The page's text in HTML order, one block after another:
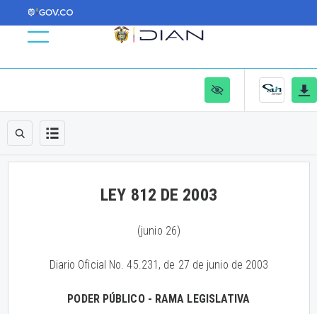
LEY 812 DE 2003
(junio 26)
Diario Oficial No. 45.231, de 27 de junio de 2003
PODER PÚBLICO - RAMA LEGISLATIVA